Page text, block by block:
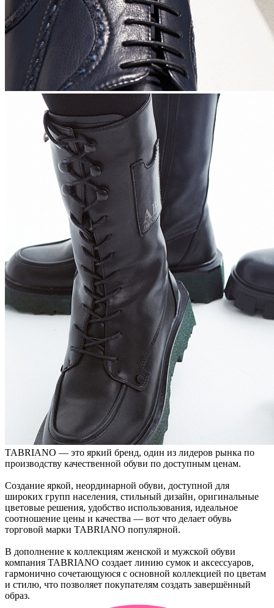
TABRIANO — это яркий бренд, один из лидеров рынка по
производству качественной обуви по доступным ценам.
Создание яркой, неординарной обуви, доступной для
широких групп населения, стильный дизайн, оригинальные
цветовые решения, удобство использования, идеальное
соотношение цены и качества — вот что делает обувь
торговой марки TABRIANO популярной.
В дополнение к коллекциям женской и мужской обуви
компания TABRIANO создает линию сумок и аксессуаров,
гармонично сочетающуюся с основной коллекцией по цветам
и стилю, что позволяет покупателям создать завершённый
образ.